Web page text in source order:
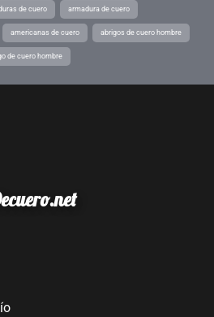
de cuero armadura de cuero
americanas de cuero abrigos de cuero hombre
de cuero hombre